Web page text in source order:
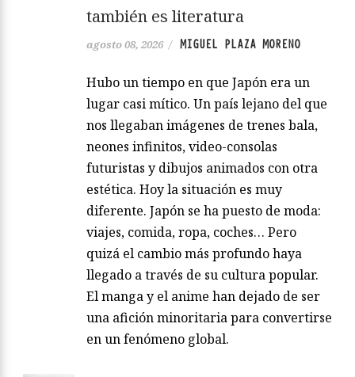
también es literatura
agosto 08, 2026 / MIGUEL PLAZA MORENO
Hubo un tiempo en que Japón era un
lugar casi mítico. Un país lejano del que
nos llegaban imágenes de trenes bala,
neones infinitos, video-consolas
futuristas y dibujos animados con otra
estética. Hoy la situación es muy
diferente. Japón se ha puesto de moda:
viajes, comida, ropa, coches… Pero
quizá el cambio más profundo haya
llegado a través de su cultura popular.
El manga y el anime han dejado de ser
una afición minoritaria para convertirse
en un fenómeno global.